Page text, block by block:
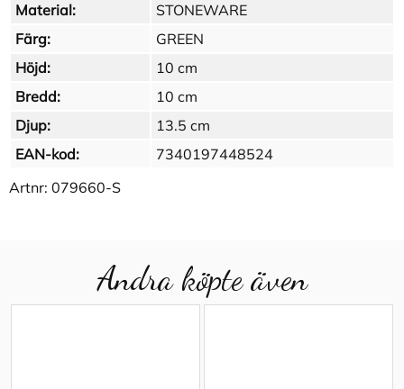
Material:
STONEWARE
Färg:
GREEN
Höjd:
10 cm
Bredd:
10 cm
Djup:
13.5 cm
EAN-kod:
7340197448524
Artnr: 079660-S
Andra köpte även